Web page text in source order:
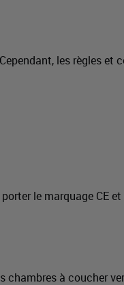
les règles
le marquage CE
chambres à coucher